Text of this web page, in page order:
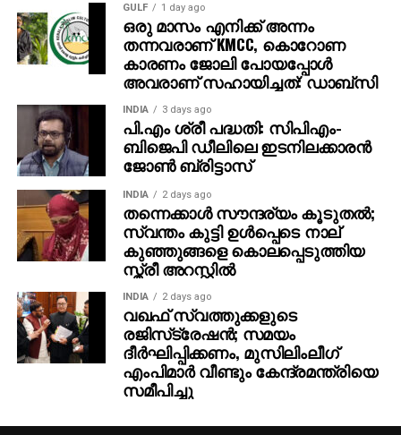
GULF 1 day ago
ഒരു മാസം എനിക്ക് അന്നം
തന്നവരാണ് KMCC, കൊറോണ
കാരണം ജോലി പോയപ്പോൾ
അവരാണ് സഹായിച്ചത്: ഡാബ്സി
INDIA 3 days ago
പി.എം ശ്രീ പദ്ധതി: സിപിഎം-
ബിജെപി ഡീലിലെ ഇടനിലക്കാരന്‍
ജോണ്‍ ബ്രിട്ടാസ്‌
INDIA 2 days ago
തന്നെക്കാള്‍ സൗന്ദര്യം കൂടുതല്‍;
സ്വന്തം കുട്ടി ഉള്‍പ്പെടെ നാല്
കുഞ്ഞുങ്ങളെ കൊലപ്പെടുത്തിയ
സ്ത്രീ അറസ്റ്റില്‍
INDIA 2 days ago
വഖഫ് സ്വത്തുക്കളുടെ
രജിസ്‌ട്രേഷന്‍; സമയം
ദീര്‍ഘിപ്പിക്കണം, മുസിലിംലീഗ്
എംപിമാര്‍ വീണ്ടും കേന്ദ്രമന്ത്രിയെ
സമീപിച്ചു